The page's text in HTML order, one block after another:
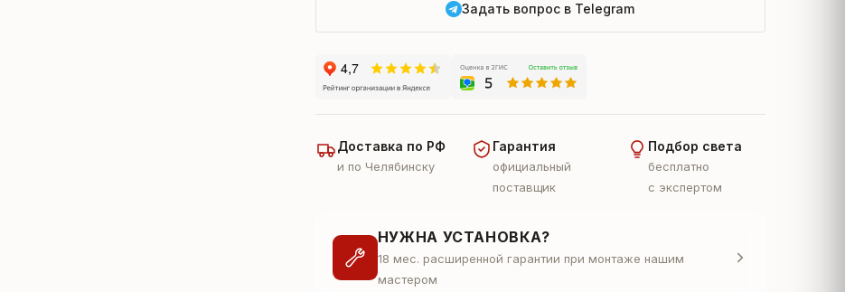
Задать вопрос в Telegram
Доставка по РФ
и по Челябинску
Гарантия
официальный
поставщик
Подбор света
бесплатно
с экспертом
НУЖНА УСТАНОВКА?
18 мес. расширенной гарантии при монтаже нашим
мастером